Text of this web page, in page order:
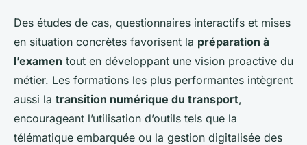
Des études de cas, questionnaires interactifs et mises
en situation concrètes favorisent la préparation à
l’examen tout en développant une vision proactive du
métier. Les formations les plus performantes intègrent
aussi la transition numérique du transport,
encourageant l’utilisation d’outils tels que la
télématique embarquée ou la gestion digitalisée des